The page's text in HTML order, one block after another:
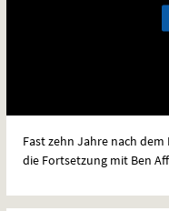
Fast zehn Jahre nach
die Fortsetzung mit Ben